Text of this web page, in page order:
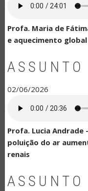
Profa. Maria de
e aquecimento global
02/06/2026
Profa. Lucia Andrade
poluição do ar
renais